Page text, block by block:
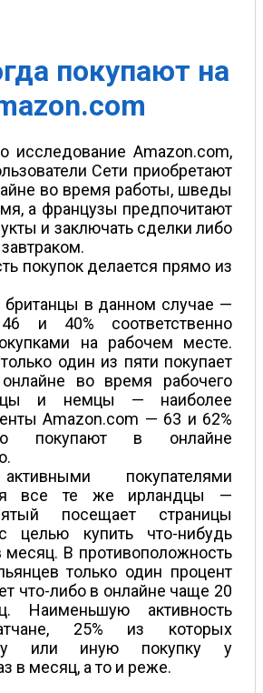
покупают на
исследование Amazon.com,
Сети приобретают
во время работы, шведы
а французы предпочитают
и заключать сделки либо
покупок делается прямо из
в данном случае —
и 40% соответственно
на рабочем месте.
один из пяти покупает
во время рабочего
и немцы — наиболее
Amazon.com — 63 и 62%
покупают в онлайне
покупателями
все те же ирландцы —
посещает страницы
целью купить что-нибудь
месяц. В противоположность
только один процент
что-либо в онлайне чаще 20
Наименьшую активность
25% из которых
или иную покупку у
в месяц, а то и реже.